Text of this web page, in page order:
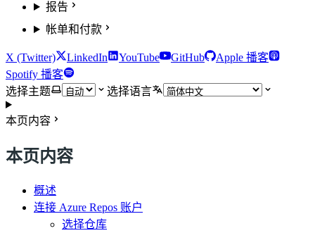
报告
帐单和付款
X (Twitter) LinkedIn YouTube GitHub
Apple 播客
Spotify 播客
选择主题
选择语言
本页内容
本页内容
概述
连接 Azure Repos 账户
选择仓库